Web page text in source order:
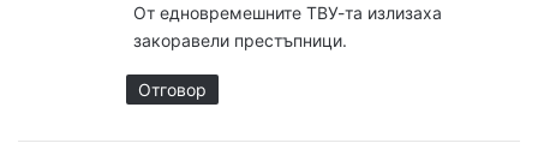
От едновремешните ТВУ-та излизаха
закоравели престъпници.
Отговор